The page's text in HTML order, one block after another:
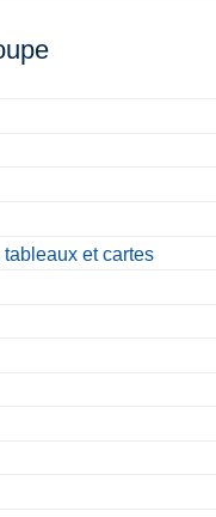
et cartes